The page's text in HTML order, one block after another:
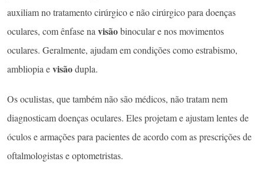
auxiliam no tratamento cirúrgico e não cirúrgico para doenças
oculares, com ênfase na visãobinocular e nos movimentos
oculares. Geralmente, ajudam em condições como estrabismo,
ambliopia evisãodupla.
Os oculistas, que também não são médicos, não tratam nem
diagnosticam doenças oculares. Eles projetam e ajustam lentes de
óculos e armações para pacientes de acordo com as prescrições de
oftalmologistas e optometristas.